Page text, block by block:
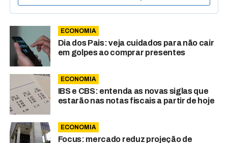
ECONOMIA
Dia dos Pais: veja cuidados para não cair
em golpes ao comprar presentes
ECONOMIA
IBS e CBS: entenda as novas siglas que
estarão nas notas fiscais a partir de hoje
ECONOMIA
Focus: mercado reduz projeção de